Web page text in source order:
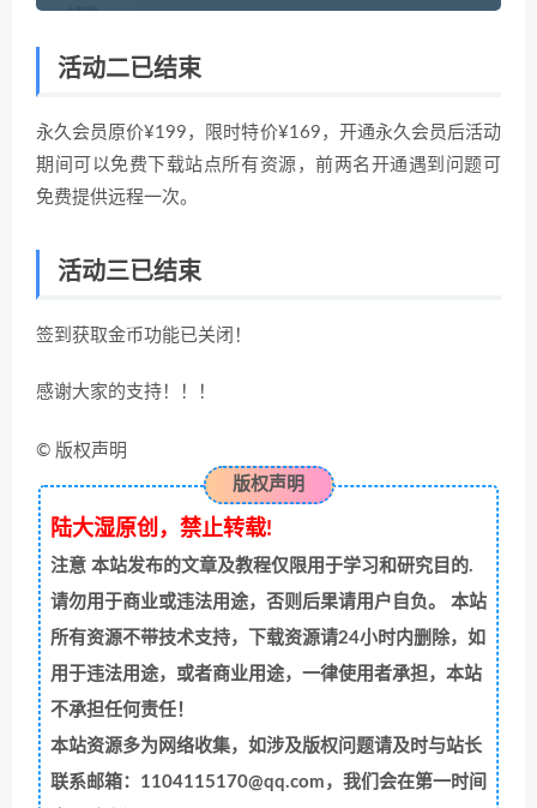
活动二已结束
永久会员原价¥199，限时特价¥169，开通永久会员后活动
期间可以免费下载站点所有资源，前两名开通遇到问题可
免费提供远程一次。
活动三已结束
签到获取金币功能已关闭！
感谢大家的支持！！！
© 版权声明
版权声明
陆大湿原创，禁止转载!
注意本站发布的文章及教程仅限用于学习和研究目的.
请勿用于商业或违法用途，否则后果请用户自负。 本站
所有资源不带技术支持，下载资源请24小时内删除，如
用于违法用途，或者商业用途，一律使用者承担，本站
不承担任何责任！
本站资源多为网络收集，如涉及版权问题请及时与站长
联系邮箱：1104115170@qq.com，我们会在第一时间